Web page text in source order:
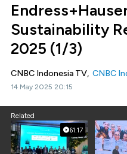
Sustainability
2025 (1/3)
CNBC Indonesia TV, CNBC
14 May 2025 20:15
Related
61:17